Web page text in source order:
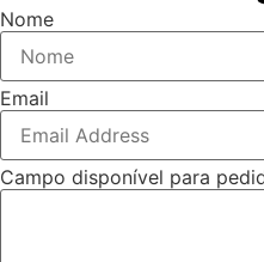
Nome
Email
Campo disponível para